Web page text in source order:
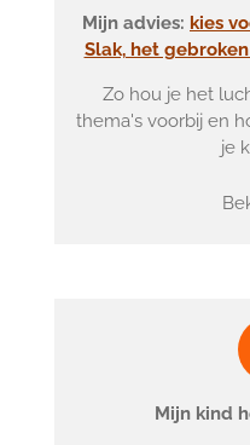
Mijn advies: kies
Slak, het
Zo hou je het
thema's voorbij en
je
Mijn kind